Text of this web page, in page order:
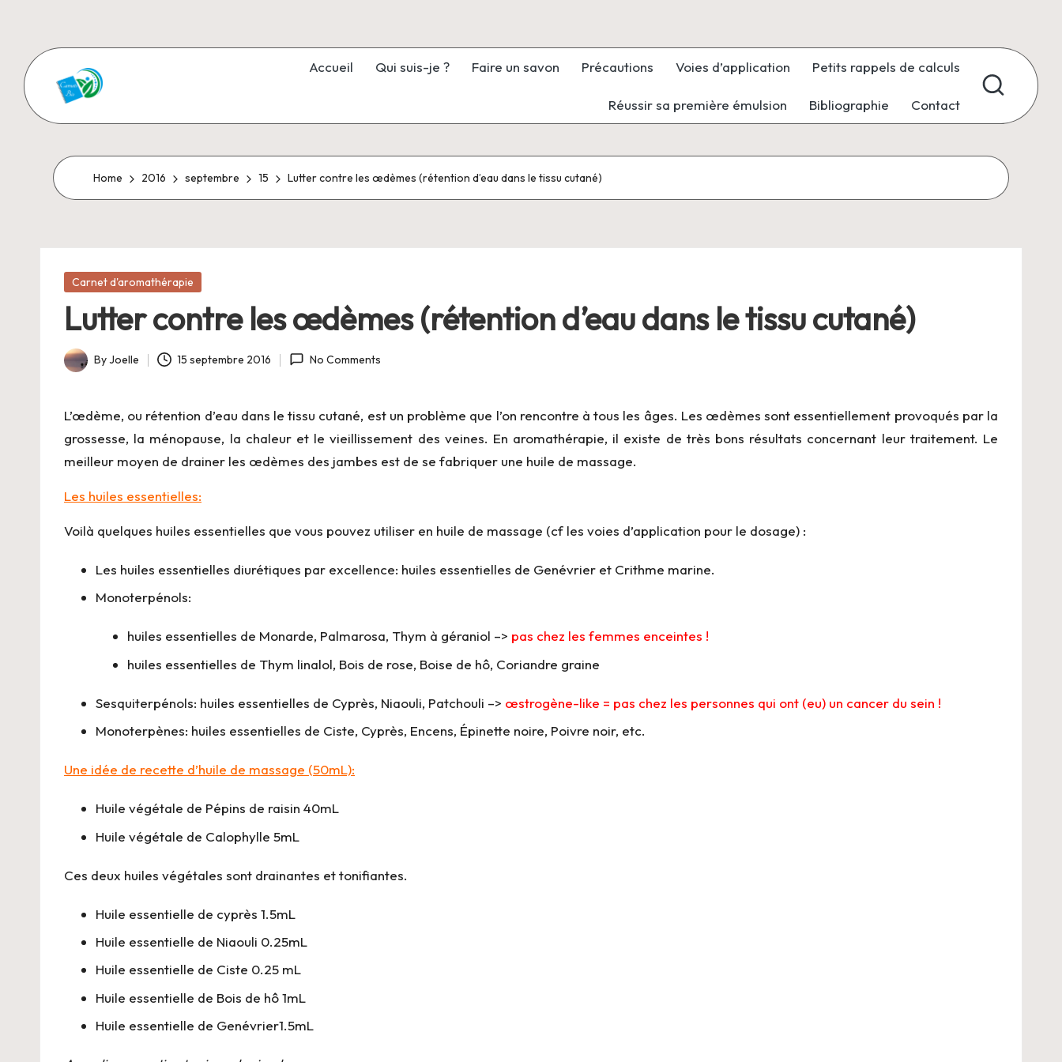
content
C
a
r
e
t
s
-
o
Cosmétiques
naturels
Accueil Qui suis-je ? Faire un savon Précautions Voies d’application Petits rappels de calculs
Réussir sa première émulsion Bibliographie Contact
Home 2016 septembre 15 Lutter contre les œdèmes (rétention d’eau dans le tissu cutané)
Posted
Carnet d'aromathérapie
Lutter contre les œdèmes (rétention d’eau dans le tissu cutané)
Posted
ByJoelle 15 septembre 2016 No Comments
L’œdème, ou rétention d’eau dans le tissu cutané, est un problème que l’on rencontre à tous les âges. Les œdèmes sont essentiellement provoqués par la
grossesse, la ménopause, la chaleur et le vieillissement des veines. En aromathérapie, il existe de très bons résultats concernant leur traitement. Le
meilleur moyen de drainer les œdèmes des jambes est de se fabriquer une huile de massage.
Les huiles essentielles:
Voilà quelques huiles essentielles que vous pouvez utiliser en huile de massage (cf les voies d’application pour le dosage) :
Les huiles essentielles diurétiques par excellence: huiles essentielles de Genévrier et Crithme marine.
Monoterpénols:
huiles essentielles de Monarde, Palmarosa, Thym à géraniol –> pas chez les femmes enceintes !
huiles essentielles de Thym linalol, Bois de rose, Boise de hô, Coriandre graine
Sesquiterpénols: huiles essentielles de Cyprès, Niaouli, Patchouli –> œstrogène-like = pas chez les personnes qui ont (eu) un cancer du sein !
Monoterpènes: huiles essentielles de Ciste, Cyprès, Encens, Épinette noire, Poivre noir, etc.
Une idée de recette d’huile de massage (50mL):
Huile végétale de Pépins de raisin 40mL
Huile végétale de Calophylle 5mL
Ces deux huiles végétales sont drainantes et tonifiantes.
Huile essentielle de cyprès 1.5mL
Huile essentielle de Niaouli 0.25mL
Huile essentielle de Ciste 0.25 mL
Huile essentielle de Bois de hô 1mL
Huile essentielle de Genévrier1.5mL